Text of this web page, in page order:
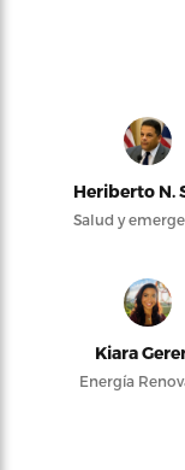
Heriberto N.
Salud y
Kiara
Energía